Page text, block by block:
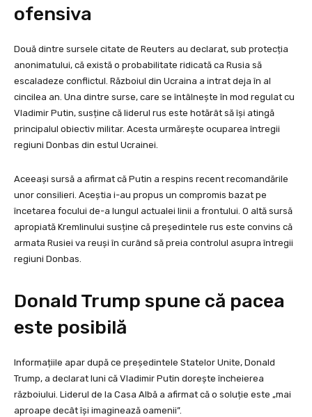
ofensiva
Două dintre sursele citate de Reuters au declarat, sub protecția
anonimatului, că există o probabilitate ridicată ca Rusia să
escaladeze conflictul. Războiul din Ucraina a intrat deja în al
cincilea an. Una dintre surse, care se întâlnește în mod regulat cu
Vladimir Putin, susține că liderul rus este hotărât să își atingă
principalul obiectiv militar. Acesta urmărește ocuparea întregii
regiuni Donbas din estul Ucrainei.
Aceeași sursă a afirmat că Putin a respins recent recomandările
unor consilieri. Aceștia i-au propus un compromis bazat pe
încetarea focului de-a lungul actualei linii a frontului. O altă sursă
apropiată Kremlinului susține că președintele rus este convins că
armata Rusiei va reuși în curând să preia controlul asupra întregii
regiuni Donbas.
Donald Trump spune că pacea
este posibilă
Informațiile apar după ce președintele Statelor Unite, Donald
Trump, a declarat luni că Vladimir Putin dorește încheierea
războiului. Liderul de la Casa Albă a afirmat că o soluție este „mai
aproape decât își imaginează oamenii”.